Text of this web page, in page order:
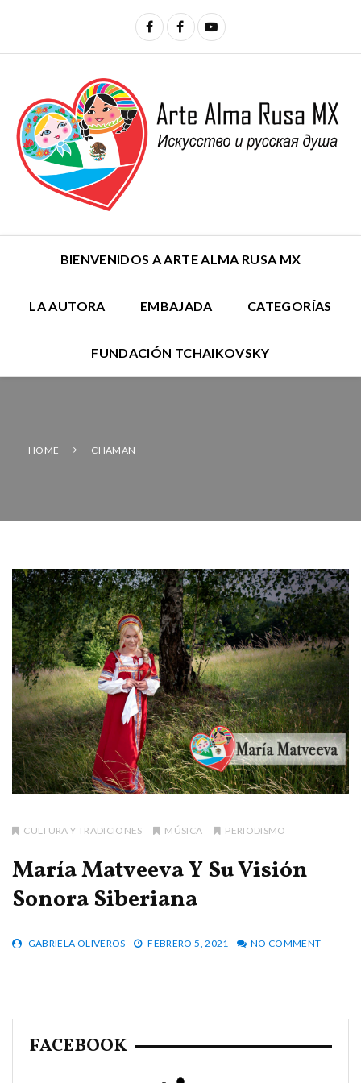
BIENVENIDOS A ARTE ALMA RUSA MX
LA AUTORA EMBAJADA CATEGORÍAS
FUNDACIÓN TCHAIKOVSKY
HOME CHAMAN
CULTURA Y TRADICIONES MÚSICA PERIODISMO
María Matveeva Y Su Visión
Sonora Siberiana
GABRIELA OLIVEROS FEBRERO 5, 2021 NO COMMENT
FACEBOOK